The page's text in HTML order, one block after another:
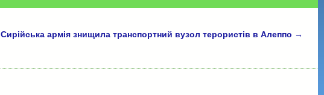
Сирійська армія знищила транспортний вузол терористів в Алеппо →